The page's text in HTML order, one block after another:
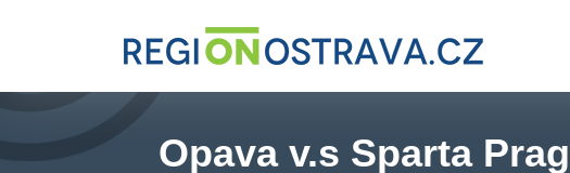
Opava v.s Sparta